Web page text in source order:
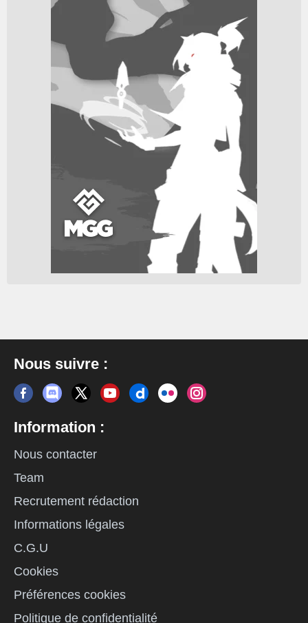
Nous suivre :
Information :
Nous contacter
Team
Recrutement rédaction
Informations légales
C.G.U
Cookies
Préférences cookies
Politique de confidentialité